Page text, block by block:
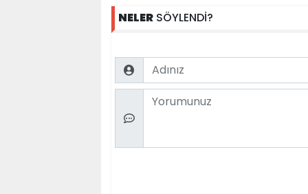
NELER SÖYLENDİ?
Name
Comment